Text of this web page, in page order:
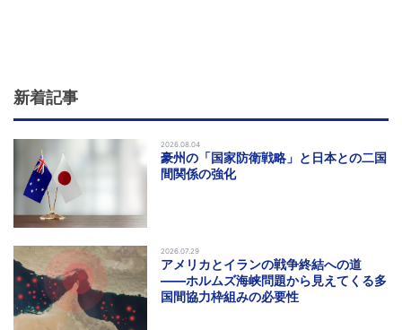
新着記事
2026.08.04
豪州の「国家防衛戦略」と日本との二国
間関係の強化
2026.07.29
アメリカとイランの戦争終結への道
――ホルムズ海峡問題から見えてくる多
国間協力枠組みの必要性